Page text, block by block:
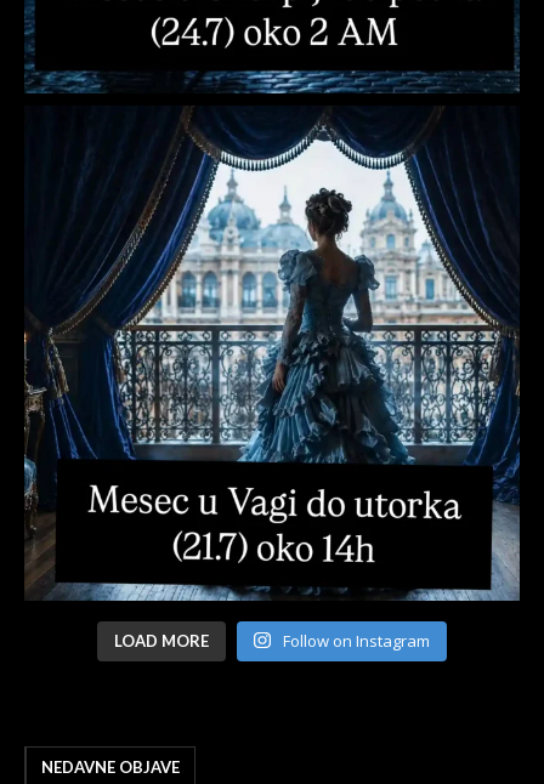
LOAD MORE Follow on Instagram
NEDAVNE OBJAVE